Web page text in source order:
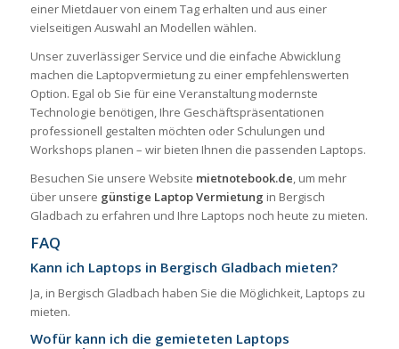
einer Mietdauer von einem Tag erhalten und aus einer
vielseitigen Auswahl an Modellen wählen.
Unser zuverlässiger Service und die einfache Abwicklung
machen die Laptopvermietung zu einer empfehlenswerten
Option. Egal ob Sie für eine Veranstaltung modernste
Technologie benötigen, Ihre Geschäftspräsentationen
professionell gestalten möchten oder Schulungen und
Workshops planen – wir bieten Ihnen die passenden Laptops.
Besuchen Sie unsere Website mietnotebook.de, um mehr
über unsere günstige Laptop Vermietung in Bergisch
Gladbach zu erfahren und Ihre Laptops noch heute zu mieten.
FAQ
Kann ich Laptops in Bergisch Gladbach mieten?
Ja, in Bergisch Gladbach haben Sie die Möglichkeit, Laptops zu
mieten.
Wofür kann ich die gemieteten Laptops